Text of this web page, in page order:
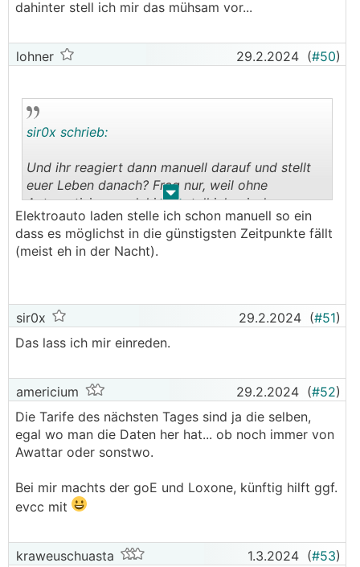
dahinter stell ich mir das mühsam vor...
lohner 29.2.2024 (#50)
. .
sir0x schrieb:
Und ihr reagiert dann manuell darauf und stellt
euer Leben danach? Frag nur, weil ohne
Automatisierung dahinter stell ich mir das
mühsam vor...
Elektroauto laden stelle ich schon manuell so ein
dass es möglichst in die günstigsten Zeitpunkte fällt
(meist eh in der Nacht).
sir0x 29.2.2024 (#51)
Das lass ich mir einreden.
americium 29.2.2024 (#52)
Die Tarife des nächsten Tages sind ja die selben,
egal wo man die Daten her hat... ob noch immer von
Awattar oder sonstwo.
Bei mir machts der goE und Loxone, künftig hilft ggf.
evcc mit
kraweuschuasta 1.3.2024 (#53)